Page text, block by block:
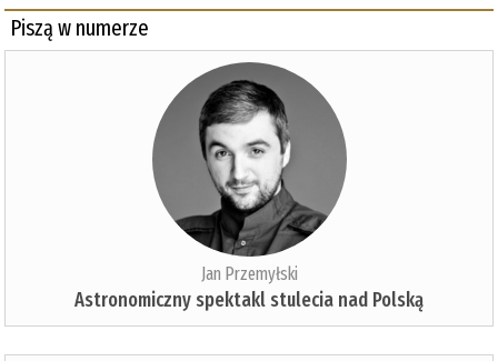
Piszą w numerze
Jan Przemyłski
Astronomiczny spektakl stulecia nad Polską